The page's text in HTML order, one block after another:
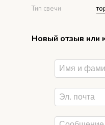
Тип свечи
Новый отзыв или